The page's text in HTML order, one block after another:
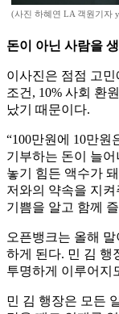
(사진 하혜연 LA 객원기자
돈이 아닌 사람을
이사진은 점점 고
조건, 10% 사회 환
났기 때문이다.
“100만원에 10만원
기부하는 돈이 늘
놓기 힘든 액수가
저와의 약속을 지
기쁨을 알고 함께
오픈뱅크는 올해
하게 된다. 민 김 행
투명하게 이루어지
민 김 행장은 모든